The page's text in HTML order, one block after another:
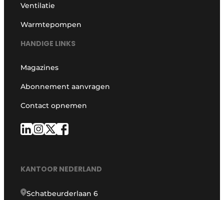
Ventilatie
Warmtepompen
HANDIGE LINKS
Magazines
Abonnement aanvragen
Contact opnemen
KANTOOR NEDERLAND
Schatbeurderlaan 6